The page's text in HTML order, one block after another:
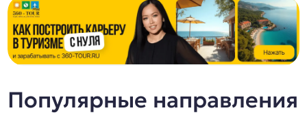
Популярные направления